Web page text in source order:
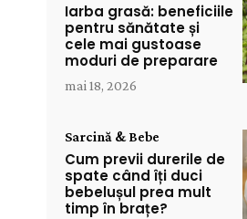
Iarba grasă: beneficiile
pentru sănătate și
cele mai gustoase
moduri de preparare
mai 18, 2026
Sarcină & Bebe
Cum previi durerile de
spate când îți duci
bebelușul prea mult
timp în brațe?